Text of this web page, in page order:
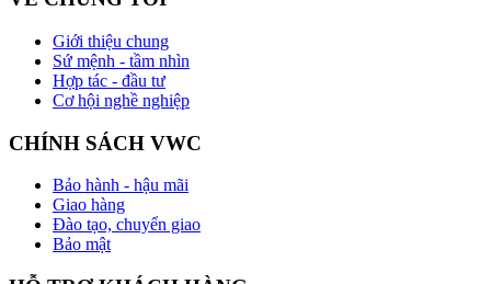
Giới thiệu chung
Sứ mệnh - tầm nhìn
Hợp tác - đầu tư
Cơ hội nghề nghiệp
CHÍNH SÁCH VWC
Bảo hành - hậu mãi
Giao hàng
Đào tạo, chuyển giao
Bảo mật